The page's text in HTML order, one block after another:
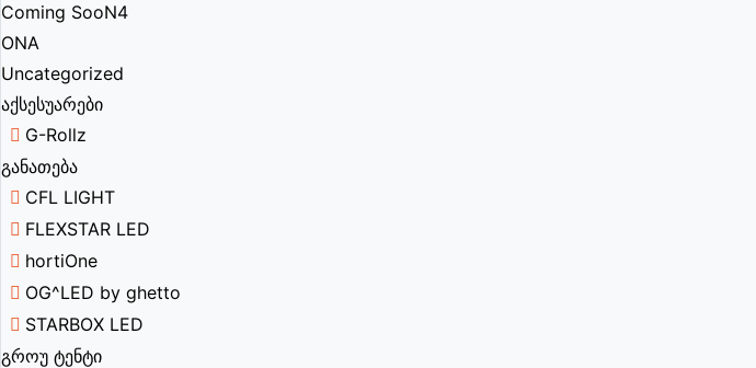
Coming SooN4
ONA
Uncategorized
აქსესუარები
G-Rollz
განათება
CFL LIGHT
FLEXSTAR LED
hortiOne
OG^LED by ghetto
STARBOX LED
გროუ ტენტი